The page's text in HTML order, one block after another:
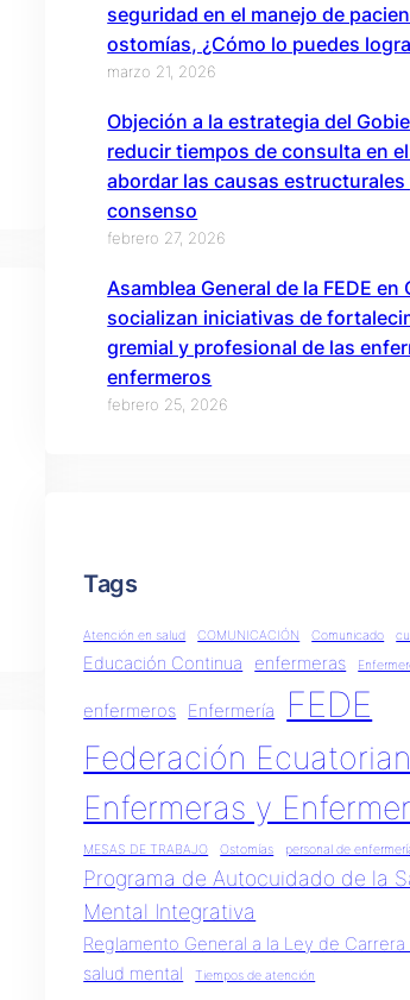
seguridad en el manejo de
ostomías, ¿Cómo lo puedes
marzo 21, 2026
Objeción a la estrategia del
reducir tiempos de consulta en el
abordar las causas estructurales
consenso
febrero 27, 2026
Asamblea General de la FEDE en
socializan iniciativas de
gremial y profesional de las
enfermeros
febrero 25, 2026
Tags
Atención en salud COMUNICACIÓN Comunicado
Educación Continua enfermeras
enfermeros Enfermería FEDE
Federación
Enfermeras y
MESAS DE TRABAJO Ostomías personal de
Programa de Autocuidado de la
Mental Integrativa
Reglamento General a la Ley de Carrera
salud mental Tiempos de atención